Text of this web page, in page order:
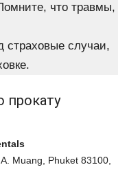
что травмы,
страховые случаи,
прокату
Muang, Phuket 83100,